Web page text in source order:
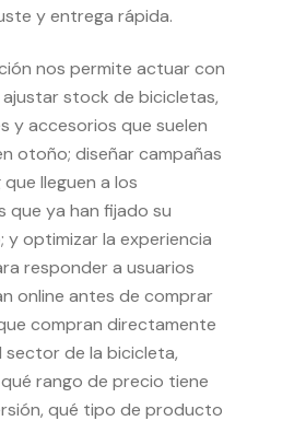
y entrega rápida.
nos permite actuar con
stock de bicicletas,
y accesorios que suelen
otoño; diseñar campañas
lleguen a los
que ya han fijado su
y optimizar la experiencia
responder a usuarios
online antes de comprar
compran directamente
sector de la bicicleta,
rango de precio tiene
qué tipo de producto